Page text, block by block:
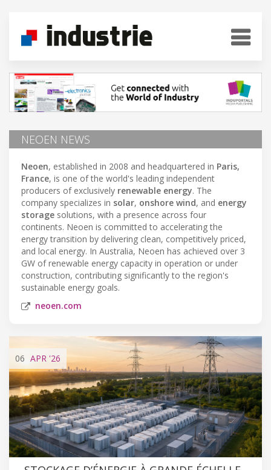
NEOEN NEWS
Neoen, established in 2008 and headquartered in Paris,
France, is one of the world's leading independent
producers of exclusively renewable energy. The
company specializes in solar, onshore wind, and energy
storage solutions, with a presence across four
continents. Neoen is committed to accelerating the
energy transition by delivering clean, competitively priced,
and local energy. In Australia, Neoen has achieved over 3
GW of renewable energy capacity in operation or under
construction, contributing significantly to the region's
sustainable energy goals.
neoen.com
06 APR '26